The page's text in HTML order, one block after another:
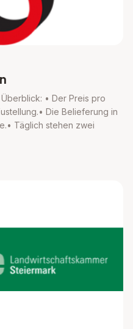
• Der Preis pro
Die Belieferung in
Täglich stehen zwei